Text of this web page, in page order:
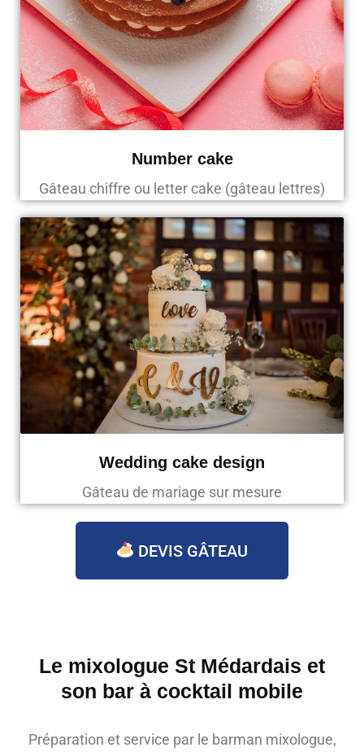
Number cake
Gâteau chiffre ou letter cake (gâteau lettres)
Wedding cake design
Gâteau de mariage sur mesure
DEVIS GÂTEAU
Le mixologue St Médardais et
son bar à cocktail mobile
Préparation et service par le barman mixologue,